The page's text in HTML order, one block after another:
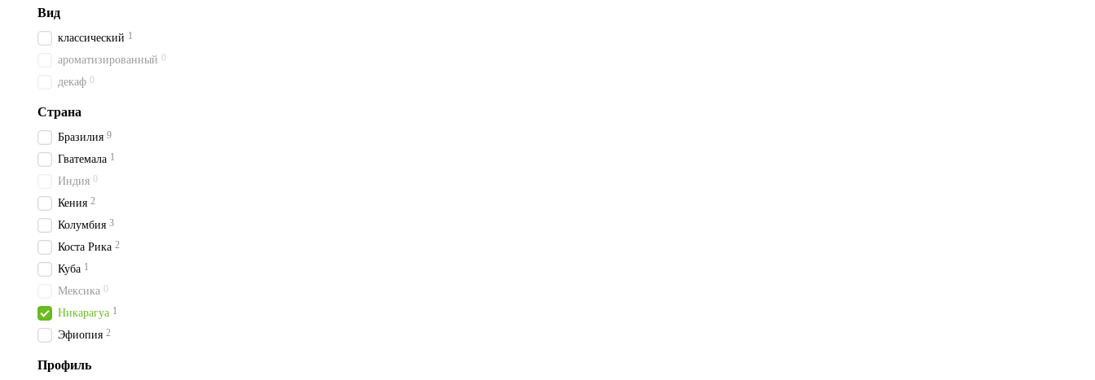
Вид
классический 1
ароматизированный 0
декаф 0
Страна
Бразилия 9
Гватемала 1
Индия 0
Кения 2
Колумбия 3
Коста Рика 2
Куба 1
Мексика 0
Никарагуа 1
Эфиопия 2
Профиль